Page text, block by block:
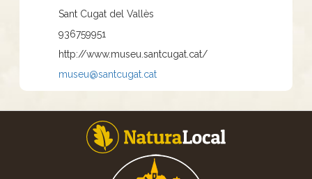
Sant Cugat del Vallès
936759951
http://www.museu.santcugat.cat/
museu@santcugat.cat